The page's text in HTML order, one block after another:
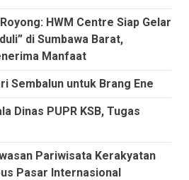
HWM Centre Siap Gelar
di Sumbawa Barat,
Manfaat
Sembalun untuk Brang Ene
Dinas PUPR KSB, Tugas
Pariwisata Kerakyatan
Pasar Internasional